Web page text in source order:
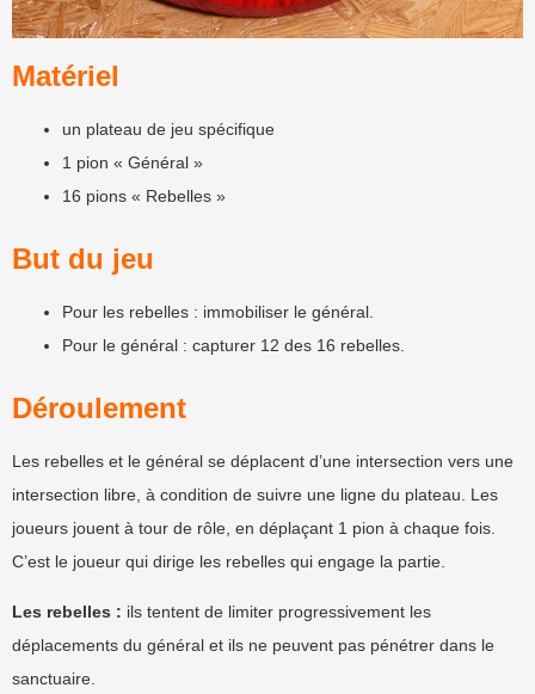
Matériel
un plateau de jeu spécifique
1 pion « Général »
16 pions « Rebelles »
But du jeu
Pour les rebelles : immobiliser le général.
Pour le général : capturer 12 des 16 rebelles.
Déroulement
Les rebelles et le général se déplacent d’une intersection vers une
intersection libre, à condition de suivre une ligne du plateau. Les
joueurs jouent à tour de rôle, en déplaçant 1 pion à chaque fois.
C’est le joueur qui dirige les rebelles qui engage la partie.
Les rebelles : ils tentent de limiter progressivement les
déplacements du général et ils ne peuvent pas pénétrer dans le
sanctuaire.